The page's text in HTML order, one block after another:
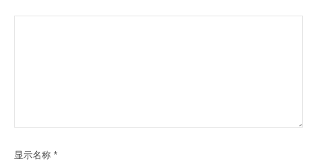
显示名称 *